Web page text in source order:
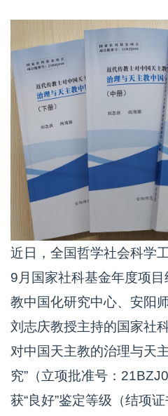
近日，全国哲学社会科学
9月国家社科基金年度项
教中国化研究中心、安阳
刘志庆教授主持的国家社
对中国天主教的治理与天
究”（立项批准号：
获“良好”鉴定等级（结项